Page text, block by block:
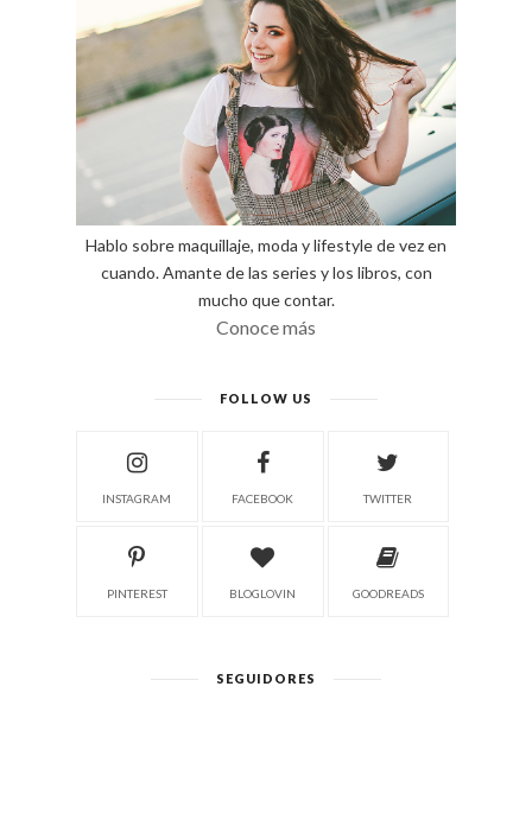
Hablo sobre maquillaje, moda y lifestyle de vez en
cuando. Amante de las series y los libros, con
mucho que contar.
Conoce más
FOLLOW US
INSTAGRAM FACEBOOK TWITTER
PINTEREST BLOGLOVIN GOODREADS
SEGUIDORES